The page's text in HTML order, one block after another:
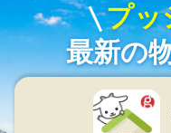
プッ
最新の